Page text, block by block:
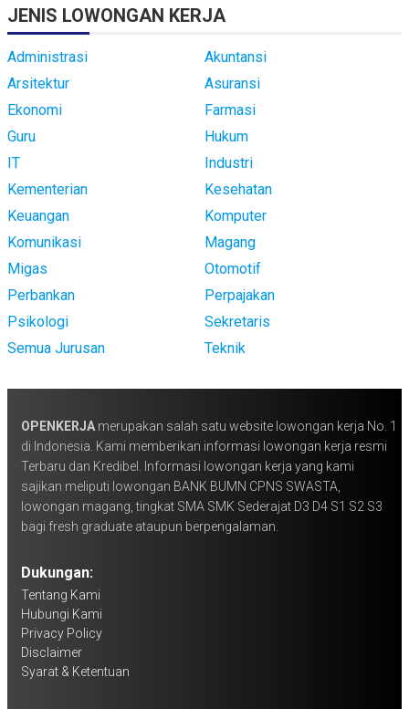
JENIS LOWONGAN KERJA
Administrasi
Akuntansi
Arsitektur
Asuransi
Ekonomi
Farmasi
Guru
Hukum
IT
Industri
Kementerian
Kesehatan
Keuangan
Komputer
Komunikasi
Magang
Migas
Otomotif
Perbankan
Perpajakan
Psikologi
Sekretaris
Semua Jurusan
Teknik
OPENKERJA merupakan salah satu website lowongan kerja No. 1
di Indonesia. Kami memberikan informasi lowongan kerja resmi
Terbaru dan Kredibel. Informasi lowongan kerja yang kami
sajikan meliputi lowongan BANK BUMN CPNS SWASTA,
lowongan magang, tingkat SMA SMK Sederajat D3 D4 S1 S2 S3
bagi fresh graduate ataupun berpengalaman.
Dukungan:
Tentang Kami
Hubungi Kami
Privacy Policy
Disclaimer
Syarat & Ketentuan